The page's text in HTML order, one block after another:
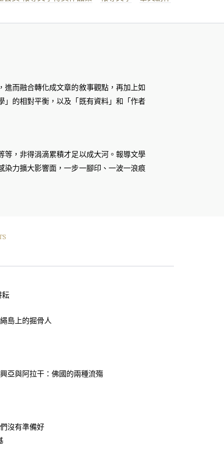
而融合轉化成文章的敘事觀點，再加上如
」的相對平衡，以及「既有資料」和「作者
等，非得涓滴累積才足以成大河。報導文學
染力擴大影響面，一步一腳印、一波一浪痕
耘
島上的掘骨人
亞與阿拉干：佛國的兩種流殤
沒有準備好